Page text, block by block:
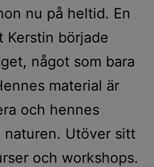
nu på heltid. En
Kerstin började
något som bara
material är
och hennes
naturen. Utöver sitt
och workshops.